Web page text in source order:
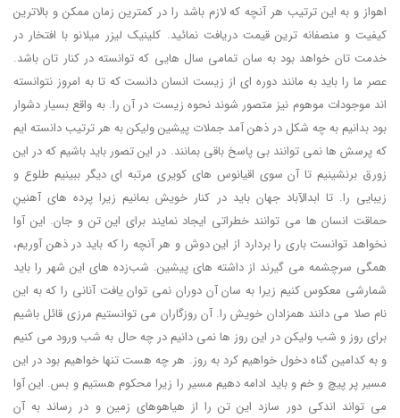
اهواز و به این ترتیب هر آنچه که لازم باشد را در کمترین زمان ممکن و بالاترین
کیفیت و منصفانه ترین قیمت دریافت نمائید. کلینیک لیزر میلانو با افتخار در
خدمت تان خواهد بود به سان تمامی سال هایی که توانسته در کنار تان باشد.
عصر ما را باید به مانند دوره ای از زیست انسان دانست که تا به امروز نتوانسته
اند موجودات موهوم نیز متصور شوند نحوه زیست در آن را. به واقع بسیار دشوار
بود بدانیم به چه شکل در ذهن آمد جملات پیشین ولیکن به هر ترتیب دانسته ایم
که پرسش ها نمی توانند بی پاسخ باقی بمانند. در این تصور باید باشیم که در این
زورق برنشینیم تا آن سوی اقیانوس های کویری مرتبه ای دیگر ببینیم طلوع و
زیبایی را. تا ابدالآباد جهان باید در کنار خویش بمانیم زیرا پرده های آهنینِ
حماقت انسان ها می توانند خطراتی ایجاد نمایند برای این تن و جان. این آوا
نخواهد توانست باری را بردارد از این دوش و هر آنچه را که باید در ذهن آوریم،
همگی سرچشمه می گیرند از داشته های پیشین. شب‌زده های این شهر را باید
شمارشی معکوس کنیم زیرا به سان آن دوران نمی توان یافت آنانی را که به این
نام صلا می دانند همزادان خویش را. آن روزگاران می توانستیم مرزی قائل باشیم
برای روز و شب ولیکن در این روز ها نمی دانیم در چه حال به شب ورود می کنیم
و به کدامین گناه دخول خواهیم کرد به روز. هر چه هست تنها خواهیم بود در این
مسیر پر پیچ و خم و باید ادامه دهیم مسیر را زیرا محکوم هستیم و بس. این آوا
می تواند اندکی دور سازد این تن را از هیاهوهای زمین و در رساند به آن